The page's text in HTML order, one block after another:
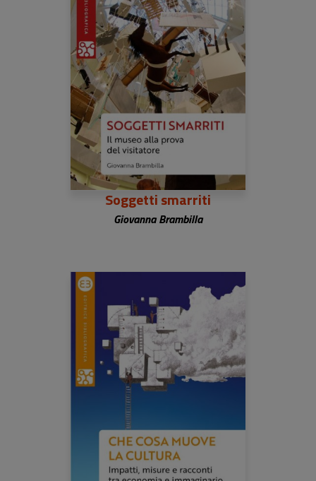
Soggetti smarriti
Giovanna Brambilla